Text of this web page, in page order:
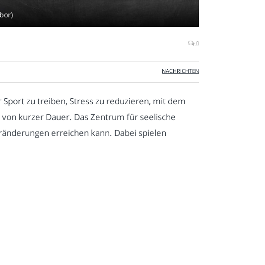
0
NACHRICHTEN
zu treiben, Stress zu reduzieren, mit dem
kurzer Dauer. Das Zentrum für seelische
erreichen kann. Dabei spielen